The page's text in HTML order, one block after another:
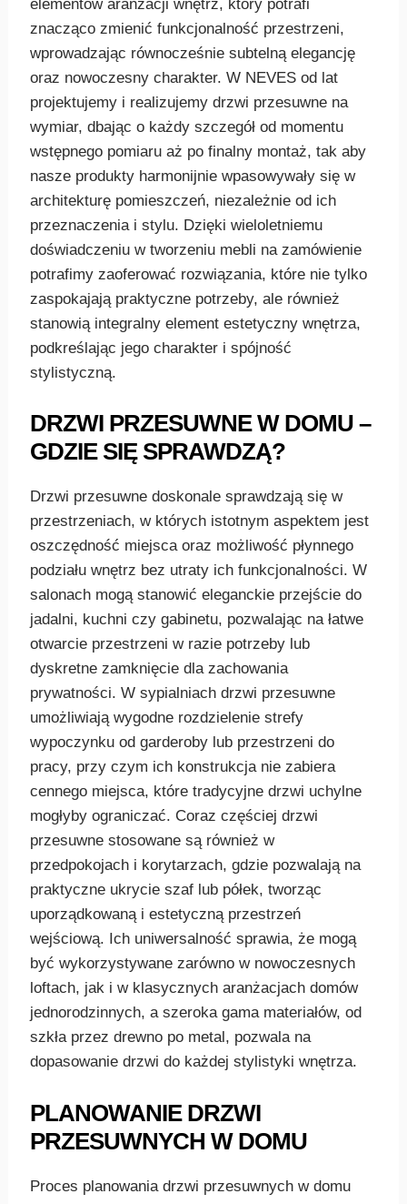
elementów aranżacji wnętrz, który potrafi
znacząco zmienić funkcjonalność przestrzeni,
wprowadzając równocześnie subtelną elegancję
oraz nowoczesny charakter. W NEVES od lat
projektujemy i realizujemy drzwi przesuwne na
wymiar, dbając o każdy szczegół od momentu
wstępnego pomiaru aż po finalny montaż, tak aby
nasze produkty harmonijnie wpasowywały się w
architekturę pomieszczeń, niezależnie od ich
przeznaczenia i stylu. Dzięki wieloletniemu
doświadczeniu w tworzeniu mebli na zamówienie
potrafimy zaoferować rozwiązania, które nie tylko
zaspokajają praktyczne potrzeby, ale również
stanowią integralny element estetyczny wnętrza,
podkreślając jego charakter i spójność
stylistyczną.
DRZWI PRZESUWNE W DOMU –
GDZIE SIĘ SPRAWDZĄ?
Drzwi przesuwne doskonale sprawdzają się w
przestrzeniach, w których istotnym aspektem jest
oszczędność miejsca oraz możliwość płynnego
podziału wnętrz bez utraty ich funkcjonalności. W
salonach mogą stanowić eleganckie przejście do
jadalni, kuchni czy gabinetu, pozwalając na łatwe
otwarcie przestrzeni w razie potrzeby lub
dyskretne zamknięcie dla zachowania
prywatności. W sypialniach drzwi przesuwne
umożliwiają wygodne rozdzielenie strefy
wypoczynku od garderoby lub przestrzeni do
pracy, przy czym ich konstrukcja nie zabiera
cennego miejsca, które tradycyjne drzwi uchylne
mogłyby ograniczać. Coraz częściej drzwi
przesuwne stosowane są również w
przedpokojach i korytarzach, gdzie pozwalają na
praktyczne ukrycie szaf lub półek, tworząc
uporządkowaną i estetyczną przestrzeń
wejściową. Ich uniwersalność sprawia, że mogą
być wykorzystywane zarówno w nowoczesnych
loftach, jak i w klasycznych aranżacjach domów
jednorodzinnych, a szeroka gama materiałów, od
szkła przez drewno po metal, pozwala na
dopasowanie drzwi do każdej stylistyki wnętrza.
PLANOWANIE DRZWI
PRZESUWNYCH W DOMU
Proces planowania drzwi przesuwnych w domu